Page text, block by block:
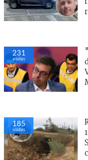
231
visitas
185
visitas